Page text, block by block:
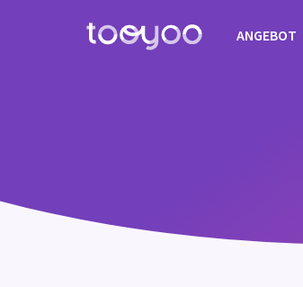
ANGEBOT